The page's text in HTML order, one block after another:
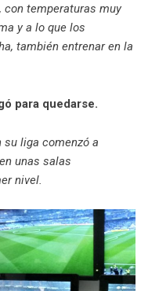
con temperaturas muy
y a lo que los
también entrenar en la
para quedarse.
su liga comenzó a
unas salas
nivel.